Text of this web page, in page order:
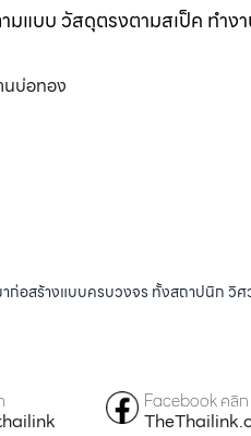
มแบบ วัสดุตรงตามสเป็ค ทำ
นบ่อทอง
ก่อสร้างแบบครบวงจร ทั้งสถาปนิก วิ
Facebook คลิก